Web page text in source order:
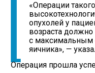
«Операции
опухолей у
возраста должно
с максимальным
яичника», —
Операция прошла